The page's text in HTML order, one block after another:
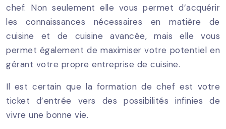
chef. Non seulement elle vous permet d’acquérir
les connaissances nécessaires en matière de
cuisine et de cuisine avancée, mais elle vous
permet également de maximiser votre potentiel en
gérant votre propre entreprise de cuisine.
Il est certain que la formation de chef est votre
ticket d’entrée vers des possibilités infinies de
vivre une bonne vie.